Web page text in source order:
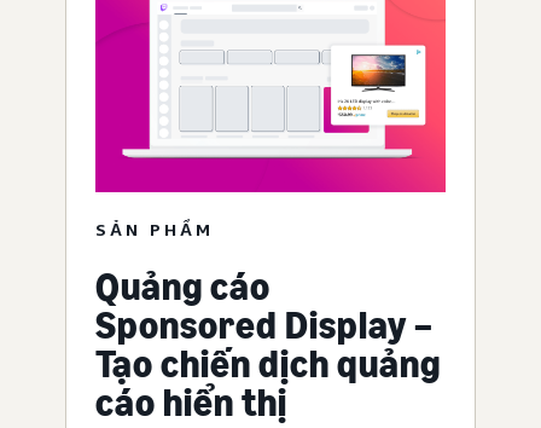
SẢN PHẨM
Quảng cáo
Sponsored Display –
Tạo chiến dịch quảng
cáo hiển thị